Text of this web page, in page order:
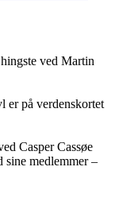
ved Martin
er på verdenskortet
Casper Cassøe
medlemmer –